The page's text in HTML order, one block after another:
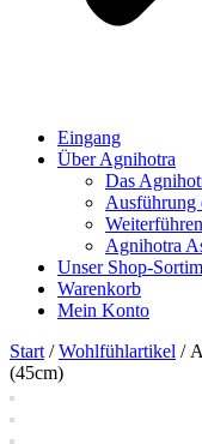
Eingang
Über Agnihotra
Das
Ausführung
Agnihotra
Unser Shop-
Warenkorb
Mein Konto
Start /Wohlfühlartikel /
(45cm)